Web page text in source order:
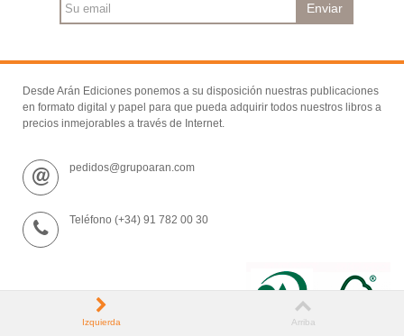
Enviar
Desde Arán Ediciones ponemos a su disposición nuestras publicaciones
en formato digital y papel para que pueda adquirir todos nuestros libros a
precios inmejorables a través de Internet.
pedidos@grupoaran.com
Teléfono (+34) 91 782 00 30
Izquierda Arriba